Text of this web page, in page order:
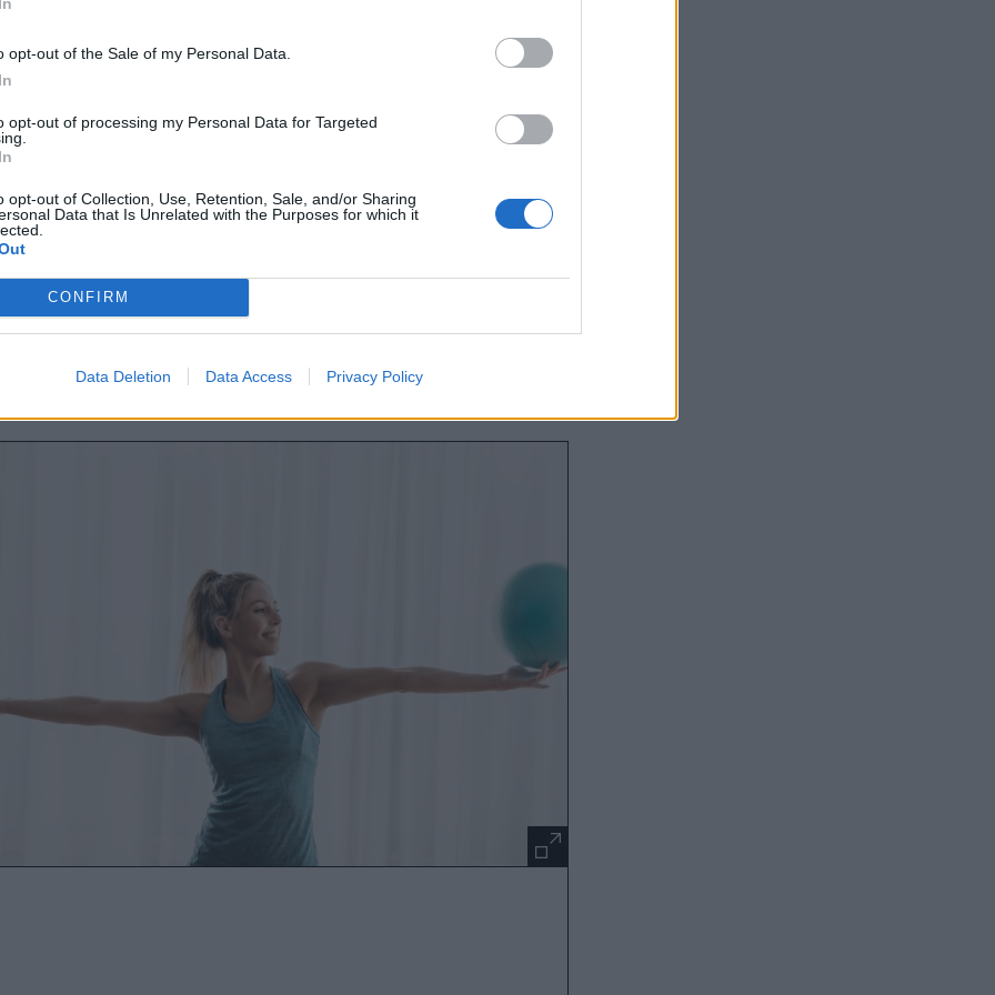
opt-out of the Sale of my Personal Data.
opt-out of processing my Personal Data for Targeted
opt-out of Collection, Use, Retention, Sale, and/or Sharing
Data that Is Unrelated with the Purposes for which it
CONFIRM
Data Deletion Data Access Privacy Policy
πλήρως αποτελεσματικά. Τέλος, η
σε καθοριστικό παράγοντα, αφού η καλύτερη
είναι αυτή που μπορεί κανείς να τηρήσει, με την αυστηρή
σημαντικό κέρδος για την υγεία επιτυγχάνεται
από το απόλυτο μηδέν στο να κάνεις
είδος άσκησης. Η τακτικότητα είναι πολύ
από την τεχνική τελειότητα».
Phillips, Καθηγητής Φυσιολογίας της Άσκησης &
της έρευνας.